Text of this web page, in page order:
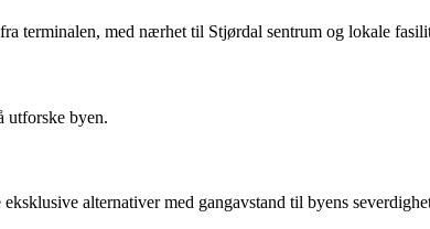
terminalen, med nærhet til Stjørdal sentrum og lokale
utforske byen.
alternativer med gangavstand til byens